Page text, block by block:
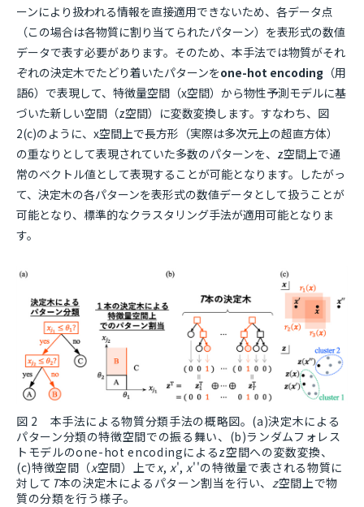
ーンにより扱われる情報を直接適用できないため、各データ点
（この場合は各物質に割り当てられたパターン）を表形式の数値
データで表す必要があります。そのため、本手法では物質がそれ
ぞれの決定木でたどり着いたパターンをone-hot encoding （用
語6）で表現して、特徴量空間（x空間）から物性予測モデルに基
づいた新しい空間（z空間）に変数変換します。すなわち、図
2(c)のように、x空間上で長方形（実際は多次元上の超直方体）
の重なりとして表現されていた多数のパターンを、z空間上で通
常のベクトル値として表現することが可能となります。したがっ
て、決定木の各パターンを表形式の数値データとして扱うことが
可能となり、標準的なクラスタリング手法が適用可能となりま
す。
図 2 本手法による物質分類手法の概略図。(a)決定木による
パターン分類の特徴空間での振る舞い、(b)ランダムフォレス
トモデルのone-hot encodingによるz空間への変数変換、
(c)特徴空間（x空間）上でx, x',x''の特徴量で表される物質に
対して T本の決定木によるパターン割当を行い、z空間上で物
質の分類を行う様子。